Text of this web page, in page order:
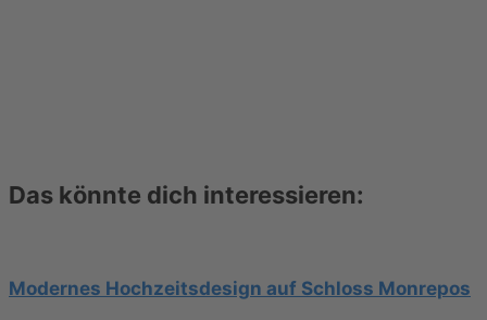
Das könnte dich interessieren:
Modernes Hochzeitsdesign auf Schloss Monrepos